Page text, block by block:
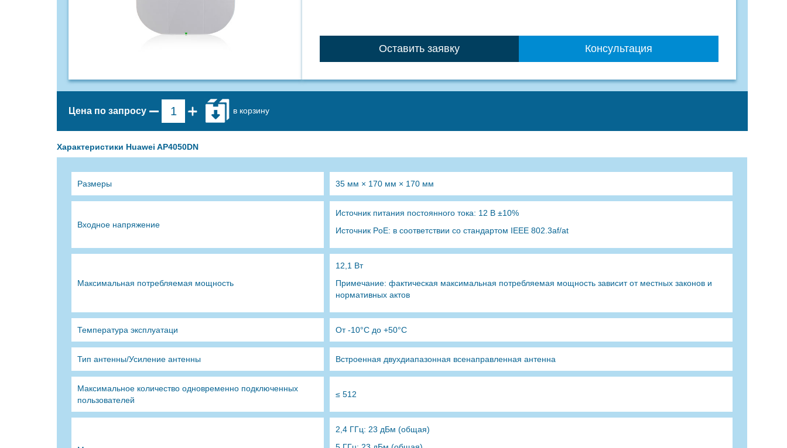
Оставить заявку Консультация
Цена по запросу в корзину
Характеристики Huawei AP4050DN
Размеры 35 мм × 170 мм × 170 мм
Входное напряжение
Источник питания постоянного тока: 12 В ±10%
Источник PoE: в соответствии со стандартом IEEE 802.3af/at
Максимальная потребляемая мощность
12,1 Вт
Примечание: фактическая максимальная потребляемая мощность зависит от местных законов и
нормативных актов
Температура эксплуатаци От -10°C до +50°C
Тип антенны/Усиление антенны Встроенная двухдиапазонная всенаправленная антенна
Максимальное количество одновременно подключенных
пользователей
≤ 512
2,4 ГГц: 23 дБм (общая)